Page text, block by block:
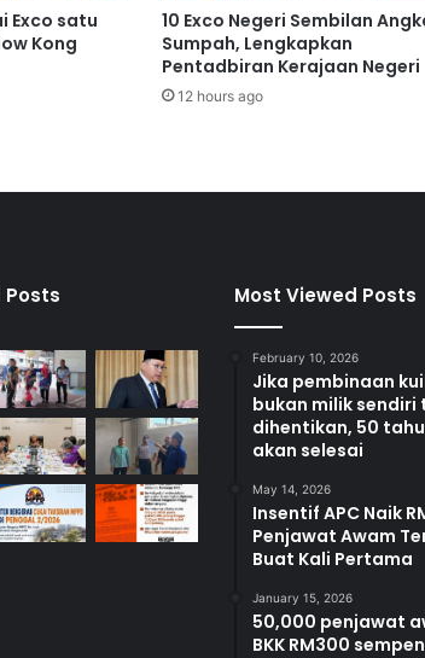
s
u
a
2
0
0
0
Exco satu
Kong
10 Exco Negeri Sembilan
Sumpah, Lengkapkan
Pentadbiran Kerajaan Negeri
12 hours ago
Posts Most Viewed Posts
February 10, 2026
Jika pembinaan
bukan milik sendiri
dihentikan, 50
akan selesai
May 14, 2026
Insentif APC Naik
Penjawat Awam
Buat Kali Pertama
January 15, 2026
50,000 penjawat
BKK RM300